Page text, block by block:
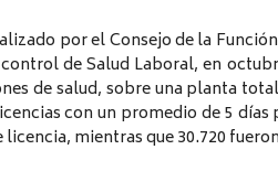
por el Consejo de la
de Salud Laboral, en
de salud, sobre una planta
con un promedio de 5 días
mientras que 30.720